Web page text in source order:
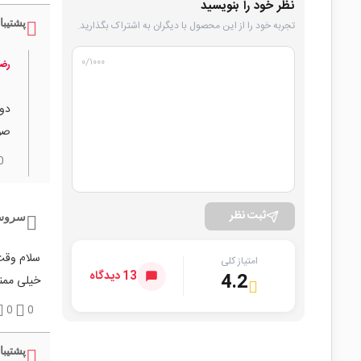
نظر خود را بنویسید
تجربه خود را از این محصول با دیگران به اشتراک بگذارید.
۰/۱۰۰۰
ثبت نظر
امتیاز کلی
4.2 13 دیدگاه خیلی
0
0